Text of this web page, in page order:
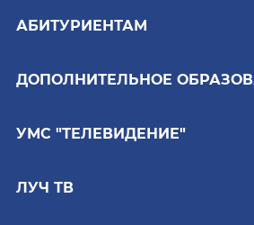
АБИТУРИЕНТАМ
ДОПОЛНИТЕЛЬНОЕ
УМС "ТЕЛЕВИДЕНИЕ"
ЛУЧ ТВ